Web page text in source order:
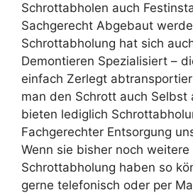
Schrottabholen auch
Sachgerecht Abgebaut
Schrottabholung hat sich
Demontieren Spezialisiert –
einfach Zerlegt
man den Schrott auch Selbst
bieten lediglich
Fachgerechter Entsorgung
Wenn sie bisher noch weitere
Schrottabholung haben so
gerne telefonisch oder per